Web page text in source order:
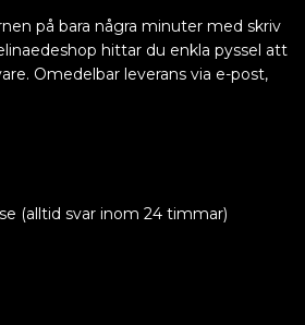
på bara några minuter med skriv
hittar du enkla pyssel att
Omedelbar leverans via e-post,
(alltid svar inom 24 timmar)